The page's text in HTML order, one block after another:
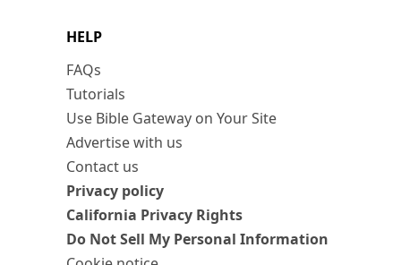
HELP
FAQs
Tutorials
Use Bible Gateway on Your Site
Advertise with us
Contact us
Privacy policy
California Privacy Rights
Do Not Sell My Personal Information